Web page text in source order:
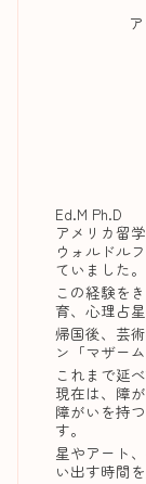
Ed.M Ph.D
アメリカ留
ウォルドル
ていました。
この経験を
育、心理占
帰国後、芸
ン「マザー
これまで延
現在は、障
障がいを持
す。
星やアート
い出す時間